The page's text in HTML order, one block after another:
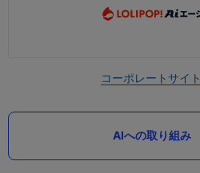
コーポレートサイト
AIへの取り組み